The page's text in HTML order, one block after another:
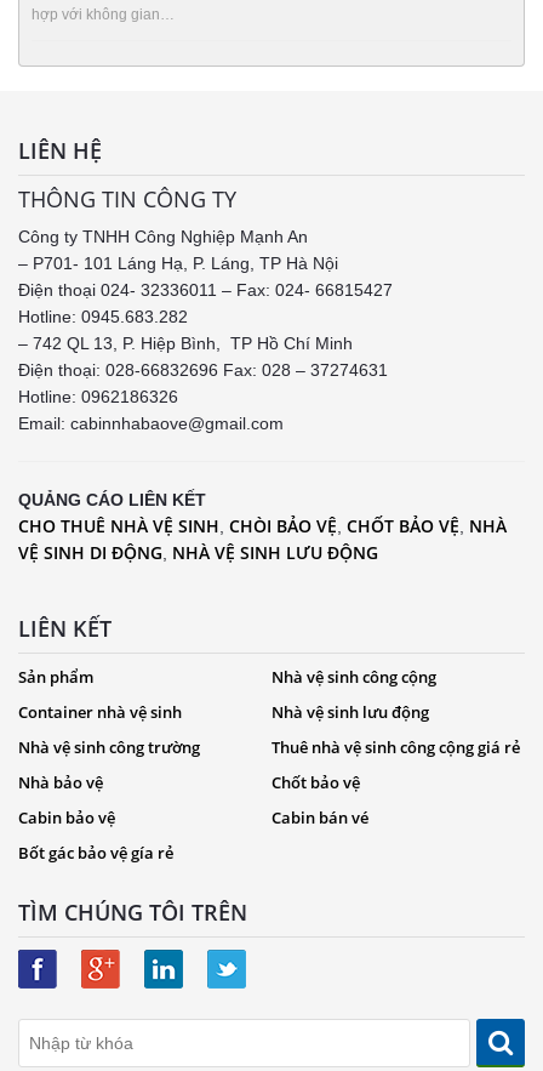
hợp với không gian…
LIÊN HỆ
THÔNG TIN CÔNG TY
Công ty TNHH Công Nghiệp Mạnh An
– P701- 101 Láng Hạ, P. Láng, TP Hà Nội
Điện thoại 024- 32336011 – Fax: 024- 66815427
Hotline: 0945.683.282
– 742 QL 13, P. Hiệp Bình, TP Hồ Chí Minh
Điện thoại: 028-66832696 Fax: 028 – 37274631
Hotline: 0962186326
Email: cabinnhabaove@gmail.com
QUẢNG CÁO LIÊN KẾT
CHO THUÊ NHÀ VỆ SINH CHÒI BẢO VỆ CHỐT BẢO VỆ NHÀ
VỆ SINH DI ĐỘNG NHÀ VỆ SINH LƯU ĐỘNG
LIÊN KẾT
Sản phẩm
Nhà vệ sinh công cộng
Container nhà vệ sinh
Nhà vệ sinh lưu động
Nhà vệ sinh công trường
Thuê nhà vệ sinh công cộng giá rẻ
Nhà bảo vệ
Chốt bảo vệ
Cabin bảo vệ
Cabin bán vé
Bốt gác bảo vệ gía rẻ
TÌM CHÚNG TÔI TRÊN